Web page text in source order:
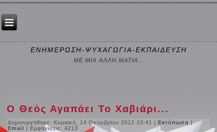
ΕΝΗΜΕΡΩΣΗ-ΨΥΧΑΓΩΓΙΑ-ΕΚΠΑΙΔΕΥΣΗ
ΜΕ ΜΙΑ ΑΛΛΗ ΜΑΤΙΑ...
Ο Θεός Αγαπάει Το Χαβιάρι...
Δημιουργήθηκε: Κυριακή, 14 Οκτωβρίου 2012 10:41 |Εκτύπωση |
Email | Εμφανίσεις: 4213